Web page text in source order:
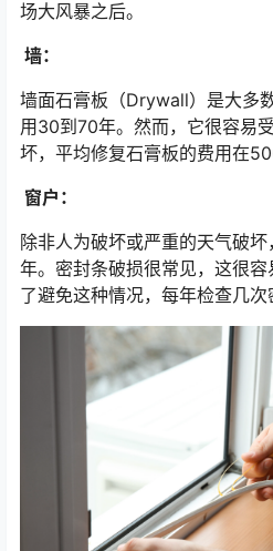
场大风暴之后。
墙：
墙面石膏板（Drywall）是大多
用30到70年。然而，它很容易
坏，平均修复石膏板的费用在
窗户：
除非人为破坏或严重的天气破
年。密封条破损很常见，这很
了避免这种情况，每年检查几次